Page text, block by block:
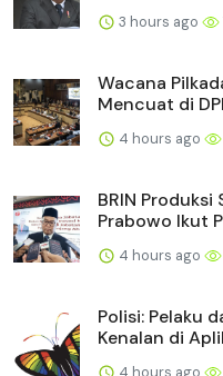
3 hours ago
Wacana
Mencuat di
4 hours ago
BRIN
Prabowo Ikut
4 hours ago
Polisi: Pelaku
Kenalan di
4 hours ago